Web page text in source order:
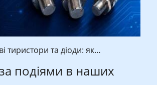
тиристори та діоди: як…
подіями в наших